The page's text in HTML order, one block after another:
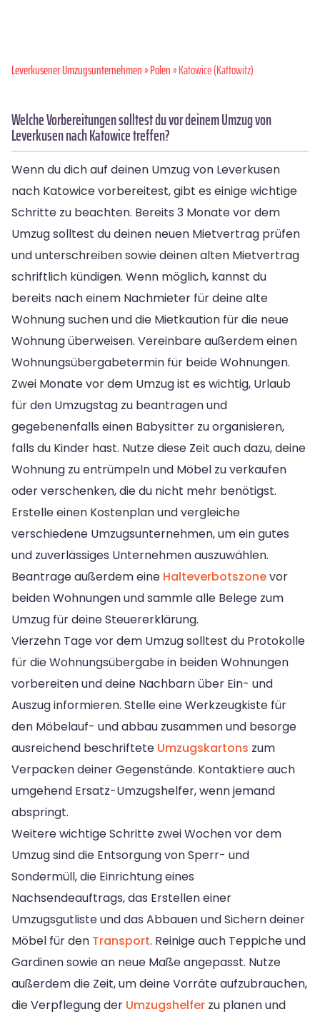
Leverkusener Umzugsunternehmen»Polen» Katowice (Kattowitz)
Welche Vorbereitungen solltest du vor deinem Umzug von
Leverkusen nach Katowice treffen?
Wenn du dich auf deinen Umzug von Leverkusen
nach Katowice vorbereitest, gibt es einige wichtige
Schritte zu beachten. Bereits 3 Monate vor dem
Umzug solltest du deinen neuen Mietvertrag prüfen
und unterschreiben sowie deinen alten Mietvertrag
schriftlich kündigen. Wenn möglich, kannst du
bereits nach einem Nachmieter für deine alte
Wohnung suchen und die Mietkaution für die neue
Wohnung überweisen. Vereinbare außerdem einen
Wohnungsübergabetermin für beide Wohnungen.
Zwei Monate vor dem Umzug ist es wichtig, Urlaub
für den Umzugstag zu beantragen und
gegebenenfalls einen Babysitter zu organisieren,
falls du Kinder hast. Nutze diese Zeit auch dazu, deine
Wohnung zu entrümpeln und Möbel zu verkaufen
oder verschenken, die du nicht mehr benötigst.
Erstelle einen Kostenplan und vergleiche
verschiedene Umzugsunternehmen, um ein gutes
und zuverlässiges Unternehmen auszuwählen.
Beantrage außerdem eine Halteverbotszonevor
beiden Wohnungen und sammle alle Belege zum
Umzug für deine Steuererklärung.
Vierzehn Tage vor dem Umzug solltest du Protokolle
für die Wohnungsübergabe in beiden Wohnungen
vorbereiten und deine Nachbarn über Ein- und
Auszug informieren. Stelle eine Werkzeugkiste für
den Möbelauf- und abbau zusammen und besorge
ausreichend beschriftete Umzugskartons zum
Verpacken deiner Gegenstände. Kontaktiere auch
umgehend Ersatz-Umzugshelfer, wenn jemand
abspringt.
Weitere wichtige Schritte zwei Wochen vor dem
Umzug sind die Entsorgung von Sperr- und
Sondermüll, die Einrichtung eines
Nachsendeauftrags, das Erstellen einer
Umzugsgutliste und das Abbauen und Sichern deiner
Möbel für den Transport. Reinige auch Teppiche und
Gardinen sowie an neue Maße angepasst. Nutze
außerdem die Zeit, um deine Vorräte aufzubrauchen,
die Verpflegung der Umzugshelfer zu planen und